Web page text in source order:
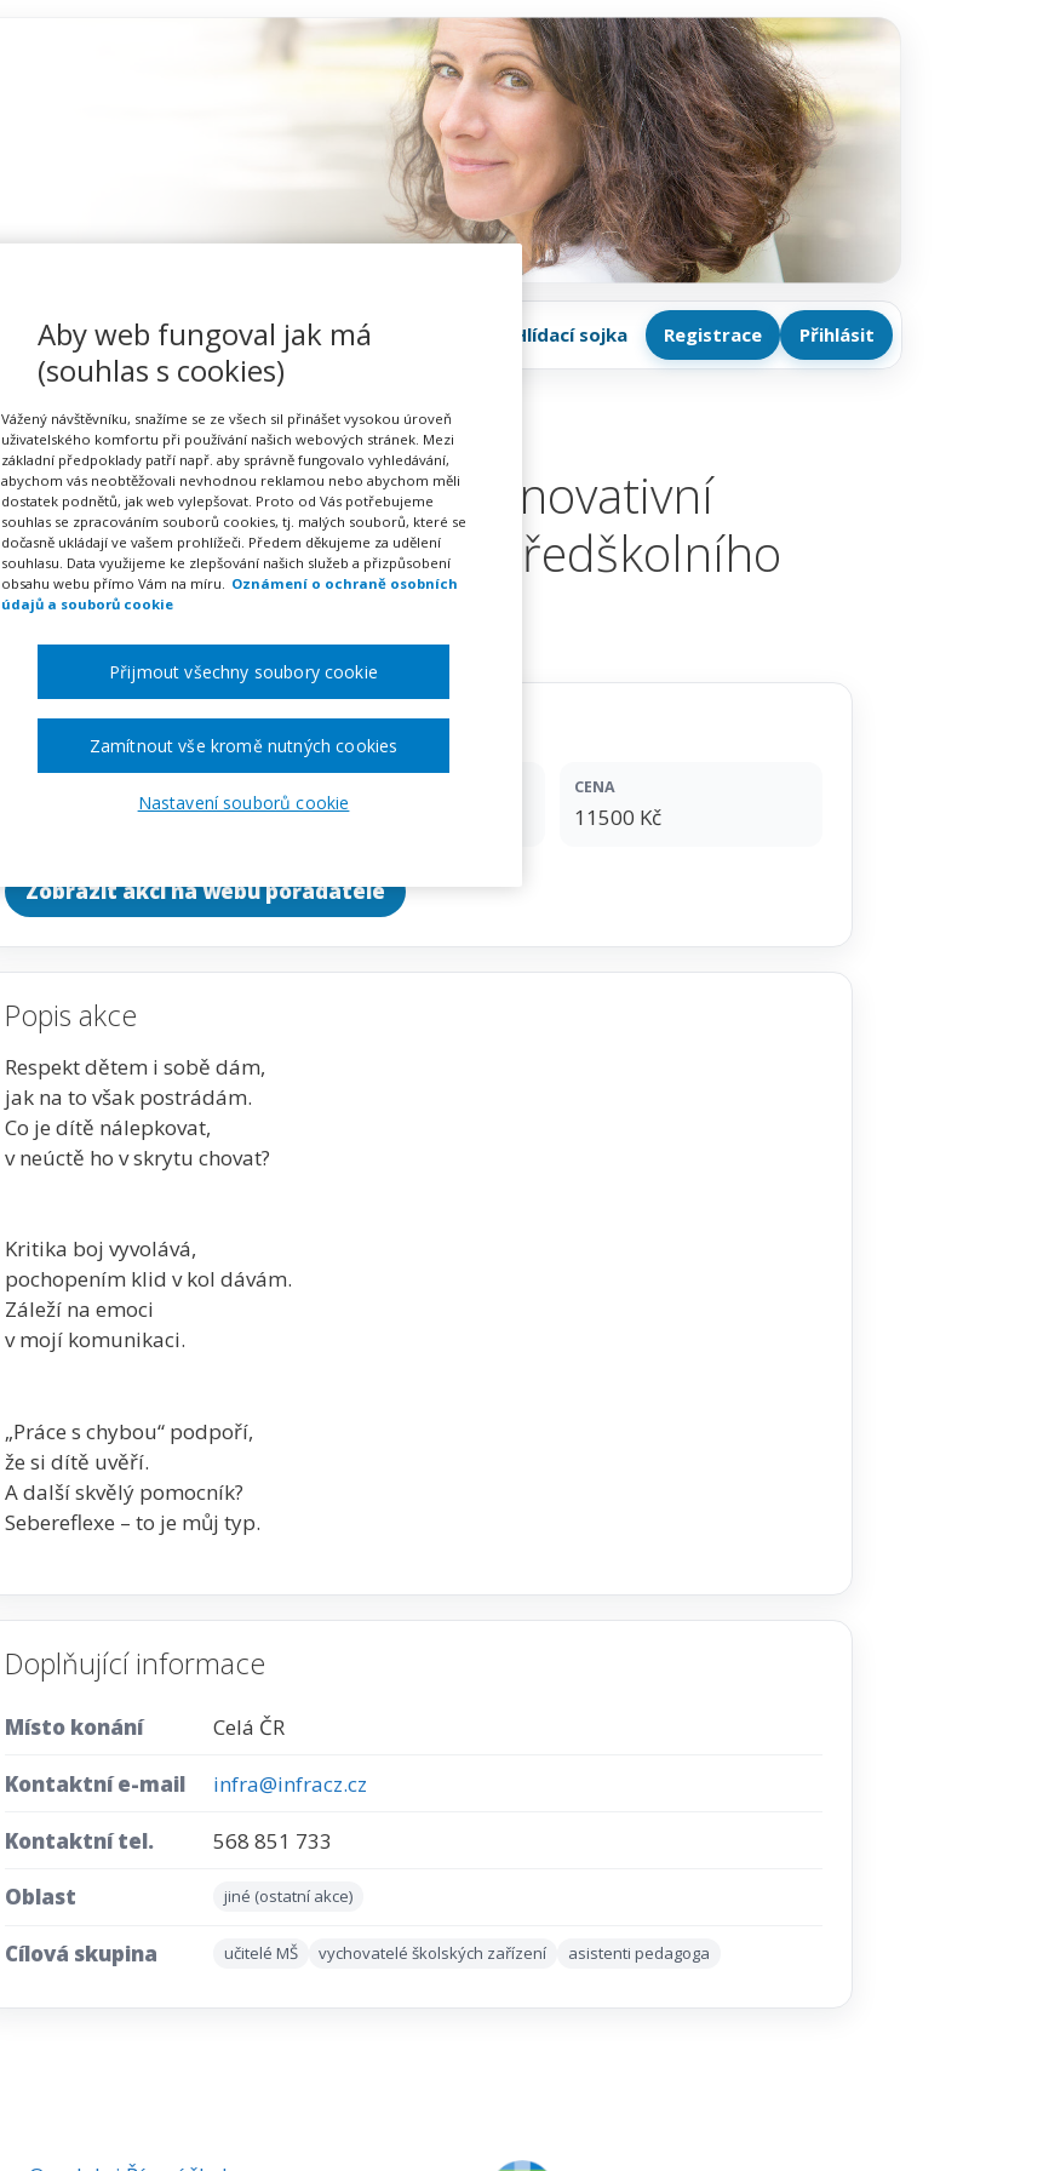
Proč se registrovat Hlídací sojka Registrace Přihlásit
Respekt na obě strany – Inovativní
přístupy v práci s dětmi předškolního
věku – kurz na klíč
PořádáINFRA, s.r.o.
Celá ČR
CENA
11500 Kč
Zobrazit akci na webu pořadatele
Popis akce
Respekt dětem i sobě dám,
jak na to však postrádám.
Co je dítě nálepkovat,
v neúctě ho v skrytu chovat?
Kritika boj vyvolává,
pochopením klid v kol dávám.
Záleží na emoci
v mojí komunikaci.
„Práce s chybou“ podpoří,
že si dítě uvěří.
A další skvělý pomocník?
Sebereflexe – to je můj typ.
Doplňující informace
Místo konání Celá ČR
Kontaktní e-mail infra@infracz.cz
Kontaktní tel. 568 851 733
Oblast jiné (ostatní akce)
Cílová skupina učitelé MŠ vychovatelé školských zařízení asistenti pedagoga
Aby web fungoval jak má
(souhlas s cookies)
Vážený návštěvníku, snažíme se ze všech sil přinášet vysokou úroveň
uživatelského komfortu při používání našich webových stránek. Mezi
základní předpoklady patří např. aby správně fungovalo vyhledávání,
abychom vás neobtěžovali nevhodnou reklamou nebo abychom měli
dostatek podnětů, jak web vylepšovat. Proto od Vás potřebujeme
souhlas se zpracováním souborů cookies, tj. malých souborů, které se
dočasně ukládají ve vašem prohlížeči. Předem děkujeme za udělení
souhlasu. Data využijeme ke zlepšování našich služeb a přizpůsobení
obsahu webu přímo Vám na míru.
Oznámení o ochraně osobních
údajů a souborů cookie
Nastavení souborů cookie
Zamítnout vše kromě nutných cookies
Přijmout všechny soubory cookie